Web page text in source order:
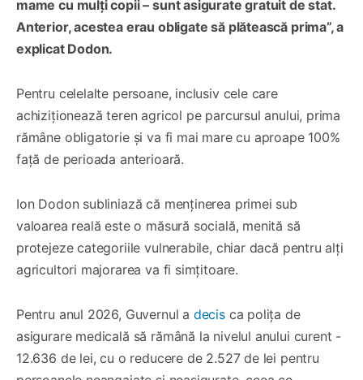
mame cu mulți copii – sunt asigurate gratuit de stat.
Anterior, acestea erau obligate să plătească prima”, a
explicat Dodon.
Pentru celelalte persoane, inclusiv cele care
achiziționează teren agricol pe parcursul anului, prima
rămâne obligatorie și va fi mai mare cu aproape 100%
față de perioada anterioară.
Ion Dodon subliniază că menținerea primei sub
valoarea reală este o măsură socială, menită să
protejeze categoriile vulnerabile, chiar dacă pentru alți
agricultori majorarea va fi simțitoare.
Pentru anul 2026, Guvernul a decisca polița de
asigurare medicală să rămână la nivelul anului curent -
12.636 de lei, cu o reducere de 2.527 de lei pentru